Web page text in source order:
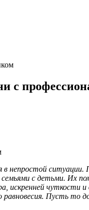
с
ситуации.
с детьми. Их
искренней чуткости
равновесия. Пусть